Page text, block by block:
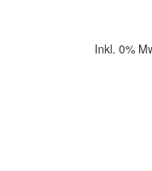
Inkl. 0%